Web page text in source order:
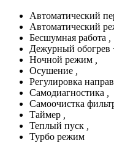
Автоматический
Автоматический
Бесшумная работа
Дежурный обогрев
Ночной режим
Осушение
Регулировка
Самодиагностика
Самоочистка
Таймер
Теплый пуск
Турбо режим